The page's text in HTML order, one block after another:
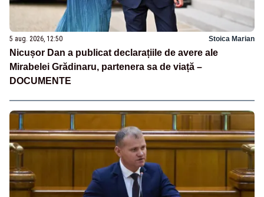
5 aug. 2026, 12:50 Stoica Marian
Nicușor Dan a publicat declarațiile de avere ale
Mirabelei Grădinaru, partenera sa de viață –
DOCUMENTE